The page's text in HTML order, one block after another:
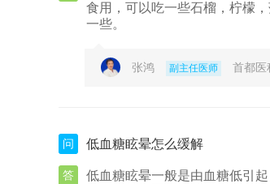
食用，可以吃一些石榴，柠檬
一些。
张鸿 副主任医师 首都医
问 低血糖眩晕怎么缓解
答
低血糖眩晕一般是由血糖低引